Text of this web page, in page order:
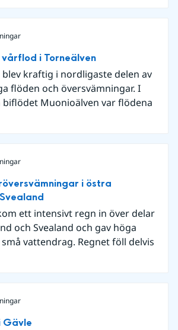
i Torneälven
kraftig i nordligaste delen av
flöden och översvämningar. I
biflödet Muonioälven var flödena
i östra
ett intensivt regn in över delar
och Svealand och gav höga
vattendrag. Regnet föll delvis
Gävle